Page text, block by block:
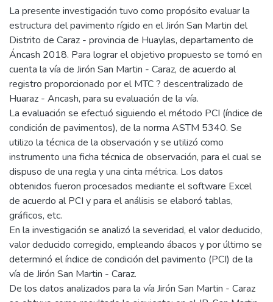
La presente investigación tuvo como propósito evaluar la
estructura del pavimento rígido en el Jirón San Martin del
Distrito de Caraz - provincia de Huaylas, departamento de
Áncash 2018. Para lograr el objetivo propuesto se tomó en
cuenta la vía de Jirón San Martin - Caraz, de acuerdo al
registro proporcionado por el MTC ? descentralizado de
Huaraz - Ancash, para su evaluación de la vía.
La evaluación se efectuó siguiendo el método PCI (índice de
condición de pavimentos), de la norma ASTM 5340. Se
utilizo la técnica de la observación y se utilizó como
instrumento una ficha técnica de observación, para el cual se
dispuso de una regla y una cinta métrica. Los datos
obtenidos fueron procesados mediante el software Excel
de acuerdo al PCI y para el análisis se elaboró tablas,
gráficos, etc.
En la investigación se analizó la severidad, el valor deducido,
valor deducido corregido, empleando ábacos y por último se
determinó el índice de condición del pavimento (PCI) de la
vía de Jirón San Martin - Caraz.
De los datos analizados para la vía Jirón San Martin - Caraz